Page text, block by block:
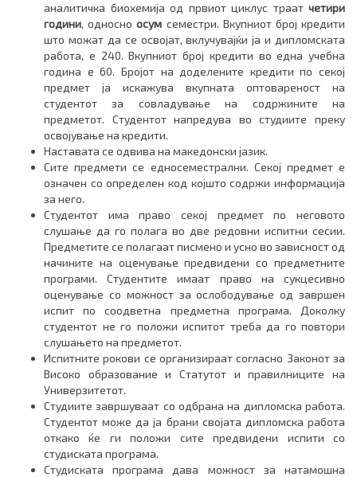
аналитичка биохемија од првиот циклус траат четири
години, односноосум семестри. Вкупниот број кредити
што можат да се освојат, вклучувајќи ја и дипломската
работа, е 240. Вкупниот број кредити во една учебна
година e 60. Бројот на доделените кредити по секој
предмет ја искажува вкупната оптовареност на
студентот за совладување на содржините на
предметот. Студентот напредува во студиите преку
освојување на кредити.
Наставата се одвива на македонски јазик.
Сите предмети се едносеместрални. Секој предмет е
означен со определен код којшто содржи информација
за него.
Студентот има право секој предмет по неговото
слушање да го полага во две редовни испитни сесии.
Предметите се полагаат писмено и усно во зависност од
начините на оценување предвидени со предметните
програми. Студентите имаат право на сукцесивно
оценување со можност за ослободување од завршен
испит по соодветна предметна програма. Доколку
студентот не го положи испитот треба да го повтори
слушањето на предметот.
Испитните рокови се организираат согласно Законот за
Високо образование и Статутот и правилниците на
Универзитетот.
Студиите завршуваат со одбрана на дипломска работа.
Студентот може да ја брани својата дипломска работа
откако ќе ги положи сите предвидени испити со
студиската програма.
Студиската програма дава можност за натамошна